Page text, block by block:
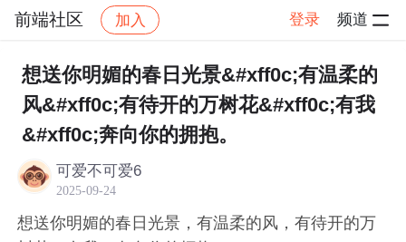
前端社区 加入 登录 频道
社区 前端社区 感慨 帖子详情
想送你明媚的春日光景&#xff0c;有温柔的
风&#xff0c;有待开的万树花&#xff0c;有我
&#xff0c;奔向你的拥抱。
可爱不可爱6
2025-09-24
想送你明媚的春日光景，有温柔的风，有待开的万